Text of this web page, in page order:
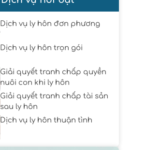
Dịch vụ ly hôn đơn phương
Dịch vụ ly hôn trọn gói
Giải quyết tranh chấp quyền
nuôi con khi ly hôn
Giải quyết tranh chấp tài sản
sau ly hôn
Dịch vụ ly hôn thuận tình